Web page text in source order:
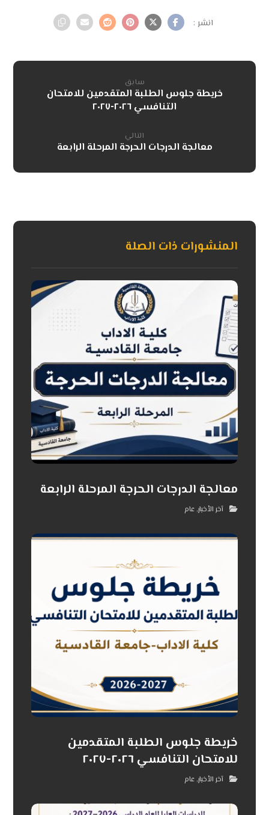
سابق
خريطة جلوس الطلبة المتقدمين للامتحان
التنافسي ٢٠٢٦-٢٠٢٧
التالي
معالجة الدرجات الحرجة المرحلة الرابعة
المنشورات ذات الصلة
معالجة الدرجات الحرجة المرحلة الرابعة
آخر الأخبار,عام
خريطة جلوس الطلبة المتقدمين
للامتحان التنافسي ٢٠٢٦-٢٠٢٧
آخر الأخبار,عام